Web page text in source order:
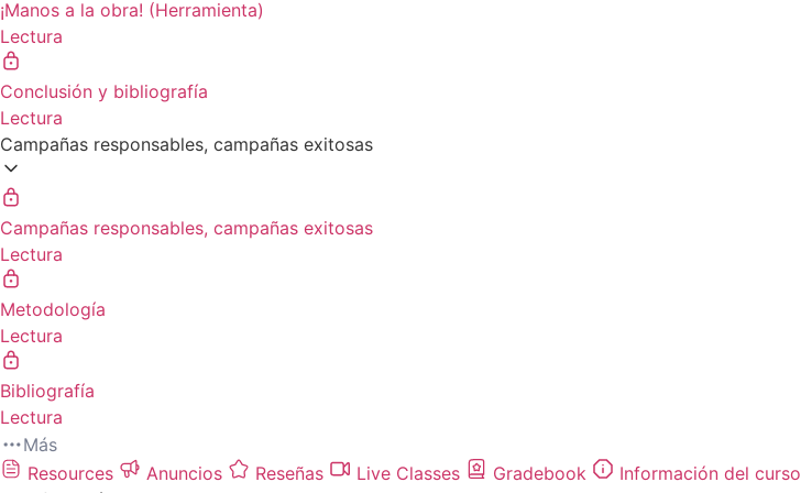
¡Manos a la obra! (Herramienta)
Lectura
Conclusión y bibliografía
Lectura
Campañas responsables, campañas exitosas
Campañas responsables, campañas exitosas
Lectura
Metodología
Lectura
Bibliografía
Lectura
Más
Resources
Anuncios Reseñas Live Classes Gradebook
Información del curso